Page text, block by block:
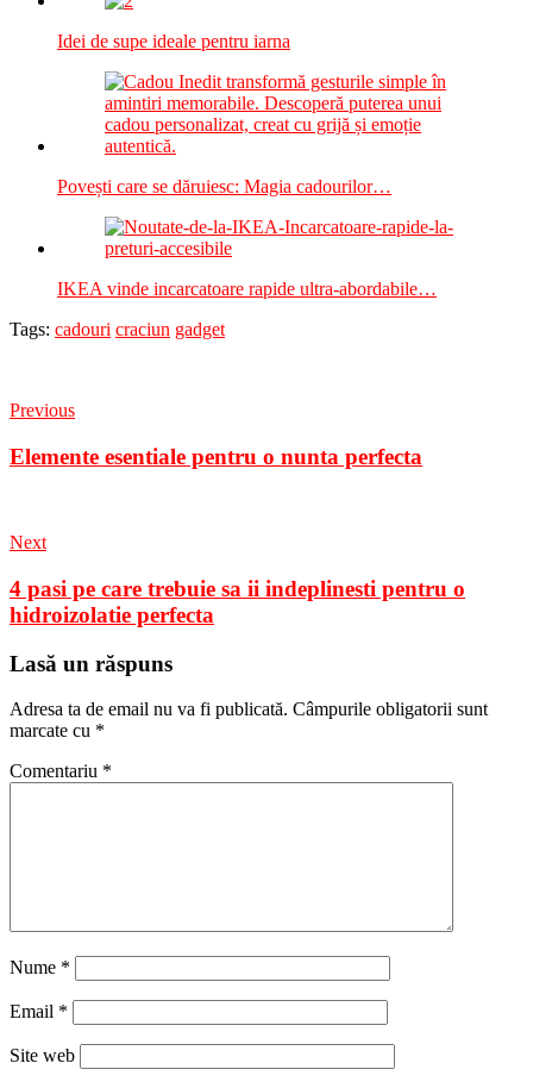
Idei de supe ideale pentru iarna
Povești care se dăruiesc: Magia cadourilor…
IKEA vinde incarcatoare rapide ultra-abordabile…
Tags: cadouri craciun gadget
Previous
Elemente esentiale pentru o nunta perfecta
Next
4 pasi pe care trebuie sa ii indeplinesti pentru o
hidroizolatie perfecta
Lasă un răspuns
Adresa ta de email nu va fi publicată. Câmpurile obligatorii sunt
marcate cu *
Comentariu *
Nume *
Email *
Site web